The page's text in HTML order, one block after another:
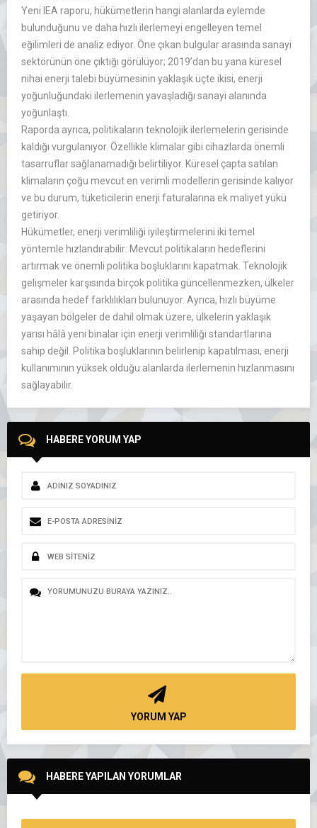
Yeni IEA raporu, hükümetlerin hangi alanlarda eylemde
bulunduğunu ve daha hızlı ilerlemeyi engelleyen temel
eğilimleri de analiz ediyor. Öne çıkan bulgular arasında sanayi
sektörünün öne çıktığı görülüyor; 2019’dan bu yana küresel
nihai enerji talebi büyümesinin yaklaşık üçte ikisi, enerji
yoğunluğundaki ilerlemenin yavaşladığı sanayi alanında
yoğunlaştı.
Raporda ayrıca, politikaların teknolojik ilerlemelerin gerisinde
kaldığı vurgulanıyor. Özellikle klimalar gibi cihazlarda önemli
tasarruflar sağlanamadığı belirtiliyor. Küresel çapta satılan
klimaların çoğu mevcut en verimli modellerin gerisinde kalıyor
ve bu durum, tüketicilerin enerji faturalarına ek maliyet yükü
getiriyor.
Hükümetler, enerji verimliliği iyileştirmelerini iki temel
yöntemle hızlandırabilir: Mevcut politikaların hedeflerini
artırmak ve önemli politika boşluklarını kapatmak. Teknolojik
gelişmeler karşısında birçok politika güncellenmezken, ülkeler
arasında hedef farklılıkları bulunuyor. Ayrıca, hızlı büyüme
yaşayan bölgeler de dahil olmak üzere, ülkelerin yaklaşık
yarısı hâlâ yeni binalar için enerji verimliliği standartlarına
sahip değil. Politika boşluklarının belirlenip kapatılması, enerji
kullanımının yüksek olduğu alanlarda ilerlemenin hızlanmasını
sağlayabilir.
HABERE YORUM YAP
YORUM YAP
HABERE YAPILAN YORUMLAR